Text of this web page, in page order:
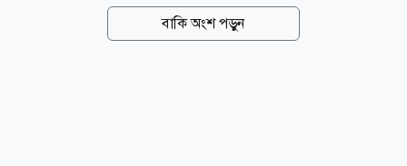
চোরকে দেখে চিৎকার শুরু করলে সে আমার মুখ চেপে ধরে।
শুরু হয় ধস্তাধস্তি। এ সময় চোরটি আমার কাছ থেকে নিজেকে
বাকি অংশ পড়ুন